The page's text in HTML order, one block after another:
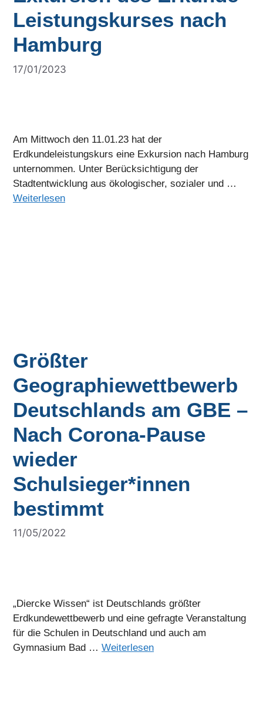
Leistungskurses nach
Hamburg
17/01/2023
Am Mittwoch den 11.01.23 hat der
Erdkundeleistungskurs eine Exkursion nach Hamburg
unternommen. Unter Berücksichtigung der
Stadtentwicklung aus ökologischer, sozialer und …
Weiterlesen
Größter
Geographiewettbewerb
Deutschlands am GBE –
Nach Corona-Pause
wieder
Schulsieger*innen
bestimmt
11/05/2022
„Diercke Wissen“ ist Deutschlands größter
Erdkundewettbewerb und eine gefragte Veranstaltung
für die Schulen in Deutschland und auch am
Gymnasium Bad … Weiterlesen